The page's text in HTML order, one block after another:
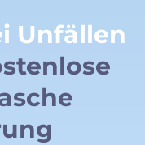
Unfällen